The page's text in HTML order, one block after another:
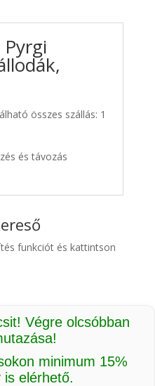
Pyrgi
összes szállás: 1
és távozás
funkciót és kattintson
Végre olcsóbban
minimum 15%
is elérhető.